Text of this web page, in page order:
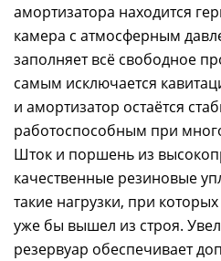
амортизатора находится
камера с атмосферным
заполняет всё свободное
самым исключается
и амортизатор остаётся
работоспособным при
Шток и поршень из
качественные резиновые
такие нагрузки, при
уже бы вышел из строя.
резервуар обеспечивает